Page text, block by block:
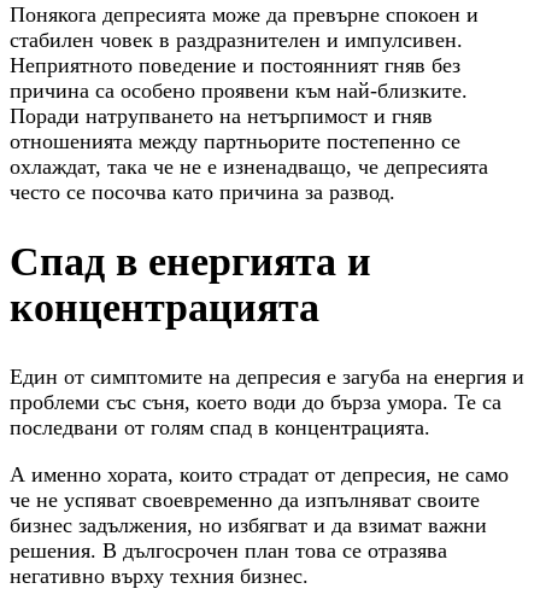
Понякога депресията може да превърне спокоен и
стабилен човек в раздразнителен и импулсивен.
Неприятното поведение и постоянният гняв без
причина са особено проявени към най-близките.
Поради натрупването на нетърпимост и гняв
отношенията между партньорите постепенно се
охлаждат, така че не е изненадващо, че депресията
често се посочва като причина за развод.
Спад в енергията и
концентрацията
Един от симптомите на депресия е загуба на енергия и
проблеми със съня, което води до бърза умора. Те са
последвани от голям спад в концентрацията.
А именно хората, които страдат от депресия, не само
че не успяват своевременно да изпълняват своите
бизнес задължения, но избягват и да взимат важни
решения. В дългосрочен план това се отразява
негативно върху техния бизнес.